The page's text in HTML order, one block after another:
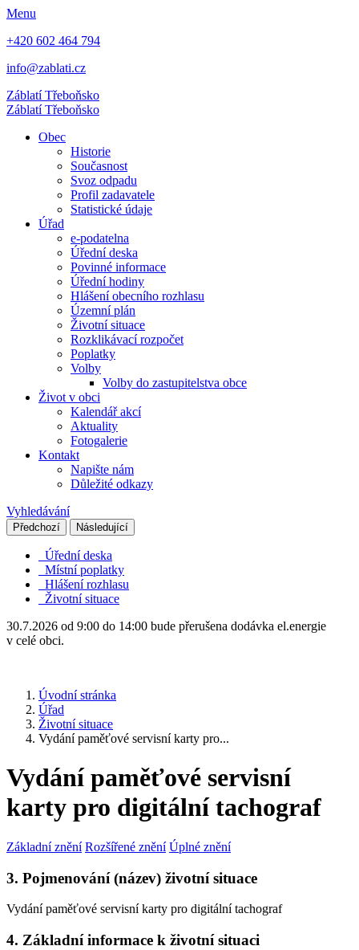
Menu
+420 602 464 794
info@zablati.cz
ZáblatíTřeboňsko
ZáblatíTřeboňsko
Obec
Historie
Současnost
Svoz odpadu
Profil zadavatele
Statistické údaje
Úřad
e-podatelna
Úřední deska
Povinné informace
Úřední hodiny
Hlášení obecního rozhlasu
Územní plán
Životní situace
Rozklikávací rozpočet
Poplatky
Volby
Volby do zastupitelstva obce
Život v obci
Kalendář akcí
Aktuality
Fotogalerie
Kontakt
Napište nám
Důležité odkazy
Vyhledávání
Předchozí Následující
Úřední deska
Místní poplatky
Hlášení rozhlasu
Životní situace
30.7.2026 od 9:00 do 14:00 bude přerušena dodávka el.energie
v celé obci.
Úvodní stránka
Úřad
Životní situace
Vydání paměťové servisní karty pro...
Vydání paměťové servisní
karty pro digitální tachograf
Základní znění Rozšířené znění Úplné znění
3. Pojmenování (název) životní situace
Vydání paměťové servisní karty pro digitální tachograf
4. Základní informace k životní situaci